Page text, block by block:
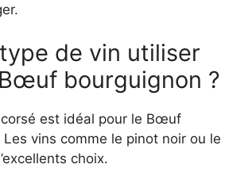
de vin utiliser
bourguignon ?
est idéal pour le Bœuf
vins comme le pinot noir ou le
choix.